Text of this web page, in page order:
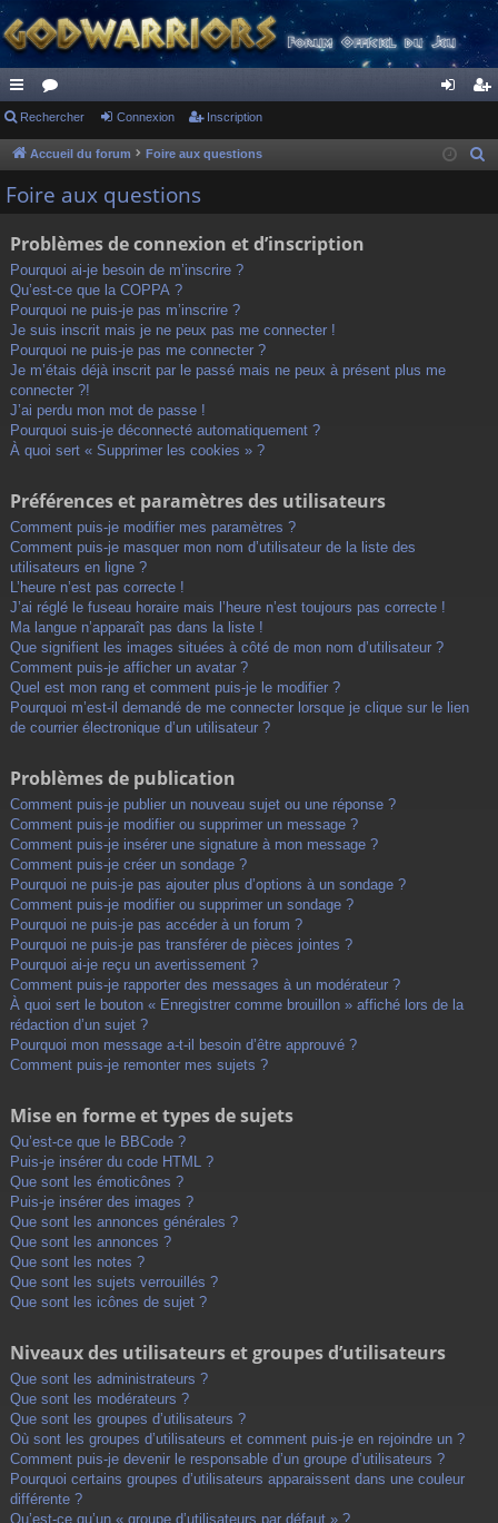
ac
co
ur
s
or
u ne cri
Rechercher Connexion Inscription
Accueil du forum Foire aux questions
Foire aux questions
Problèmes de connexion et d’inscription
Pourquoi ai-je besoin de m’inscrire ?
Qu’est-ce que la COPPA ?
Pourquoi ne puis-je pas m’inscrire ?
Je suis inscrit mais je ne peux pas me connecter !
Pourquoi ne puis-je pas me connecter ?
Je m’étais déjà inscrit par le passé mais ne peux à présent plus me
connecter ?!
J’ai perdu mon mot de passe !
Pourquoi suis-je déconnecté automatiquement ?
À quoi sert « Supprimer les cookies » ?
Préférences et paramètres des utilisateurs
Comment puis-je modifier mes paramètres ?
Comment puis-je masquer mon nom d’utilisateur de la liste des
utilisateurs en ligne ?
L’heure n’est pas correcte !
J’ai réglé le fuseau horaire mais l’heure n’est toujours pas correcte !
Ma langue n’apparaît pas dans la liste !
Que signifient les images situées à côté de mon nom d’utilisateur ?
Comment puis-je afficher un avatar ?
Quel est mon rang et comment puis-je le modifier ?
Pourquoi m’est-il demandé de me connecter lorsque je clique sur le lien
de courrier électronique d’un utilisateur ?
Problèmes de publication
Comment puis-je publier un nouveau sujet ou une réponse ?
Comment puis-je modifier ou supprimer un message ?
Comment puis-je insérer une signature à mon message ?
Comment puis-je créer un sondage ?
Pourquoi ne puis-je pas ajouter plus d’options à un sondage ?
Comment puis-je modifier ou supprimer un sondage ?
Pourquoi ne puis-je pas accéder à un forum ?
Pourquoi ne puis-je pas transférer de pièces jointes ?
Pourquoi ai-je reçu un avertissement ?
Comment puis-je rapporter des messages à un modérateur ?
À quoi sert le bouton « Enregistrer comme brouillon » affiché lors de la
rédaction d’un sujet ?
Pourquoi mon message a-t-il besoin d’être approuvé ?
Comment puis-je remonter mes sujets ?
Mise en forme et types de sujets
Qu’est-ce que le BBCode ?
Puis-je insérer du code HTML ?
Que sont les émoticônes ?
Puis-je insérer des images ?
Que sont les annonces générales ?
Que sont les annonces ?
Que sont les notes ?
Que sont les sujets verrouillés ?
Que sont les icônes de sujet ?
Niveaux des utilisateurs et groupes d’utilisateurs
Que sont les administrateurs ?
Que sont les modérateurs ?
Que sont les groupes d’utilisateurs ?
Où sont les groupes d’utilisateurs et comment puis-je en rejoindre un ?
Comment puis-je devenir le responsable d’un groupe d’utilisateurs ?
Pourquoi certains groupes d’utilisateurs apparaissent dans une couleur
différente ?
Qu’est-ce qu’un « groupe d’utilisateurs par défaut » ?